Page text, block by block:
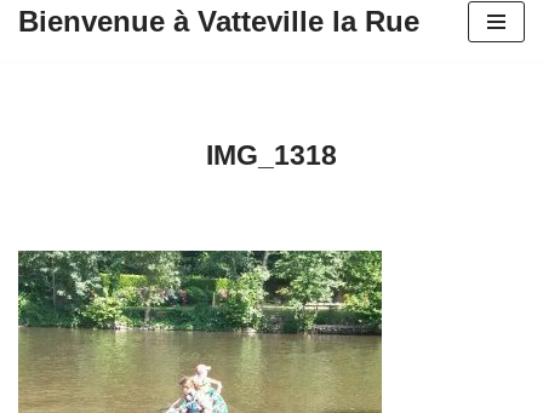
Bienvenue à Vatteville la Rue
IMG_1318